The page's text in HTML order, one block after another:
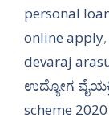
personal
online apply,
devaraj
ಉದ್ಯೋಗ
scheme